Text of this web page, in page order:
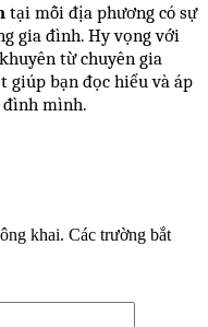
tại mỗi địa phương có sự
gia đình. Hy vọng với
từ chuyên gia
giúp bạn đọc hiểu và áp
đình mình.
khai. Các trường bắt